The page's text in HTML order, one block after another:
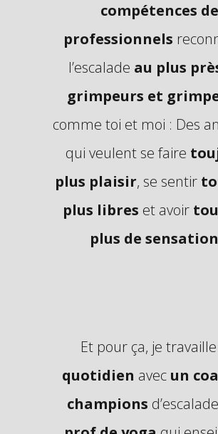
compétences de
professionnels
l’escalade au plus
grimpeurs et
comme toi et moi : Des
qui veulent se faire
plus plaisir, se sentir
plus libres et avoir
plus de
Et pour ça, je travaille
quotidien avec un
champions